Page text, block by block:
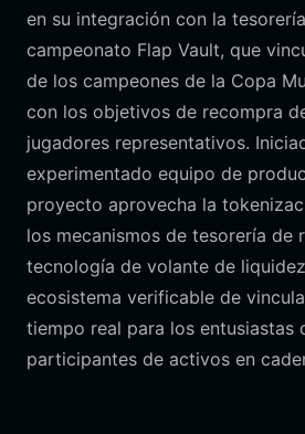
en su integración con la
campeonato Flap Vault, que
de los campeones de la Copa
con los objetivos de recompra
jugadores representativos.
experimentado equipo de
proyecto aprovecha la
los mecanismos de tesorería de
tecnología de volante de
ecosistema verificable de
tiempo real para los entusiastas
participantes de activos en